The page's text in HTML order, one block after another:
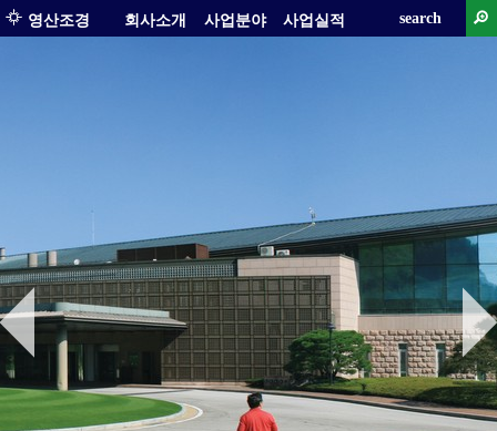
영산조경 회사소개 사업분야 사업실적 search